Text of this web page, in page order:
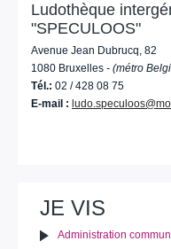
Ludothèque
"SPECULOOS"
Avenue Jean Dubrucq, 82
1080 Bruxelles - (métro
Tél.: 02 / 428 08 75
E-mail :
JE VIS
Administration